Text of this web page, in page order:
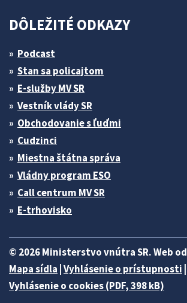
DÔLEŽITÉ ODKAZY
Podcast
Stan sa policajtom
E-služby MV SR
Vestník vlády SR
Obchodovanie s ľuďmi
Cudzinci
Miestna štátna správa
Vládny program ESO
Call centrum MV SR
E-trhovisko
© 2026 Ministerstvo vnútra SR. Web od
Mapa sídla Vyhlásenie o prístupnosti
Vyhlásenie o cookies (PDF, 398 kB)